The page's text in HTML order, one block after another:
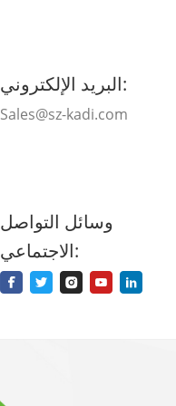
البريد الإلكتروني:
Sales@sz-kadi.com
وسائل التواصل
الاجتماعي: